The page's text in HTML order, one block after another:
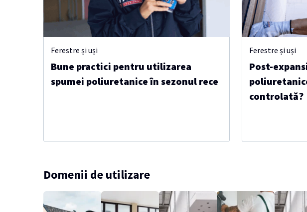
Ferestre și uși
Bune practici pentru utilizarea
spumei poliuretanice în sezonul rece
Ferestre și uși
Post-
controlată?
Domenii de utilizare